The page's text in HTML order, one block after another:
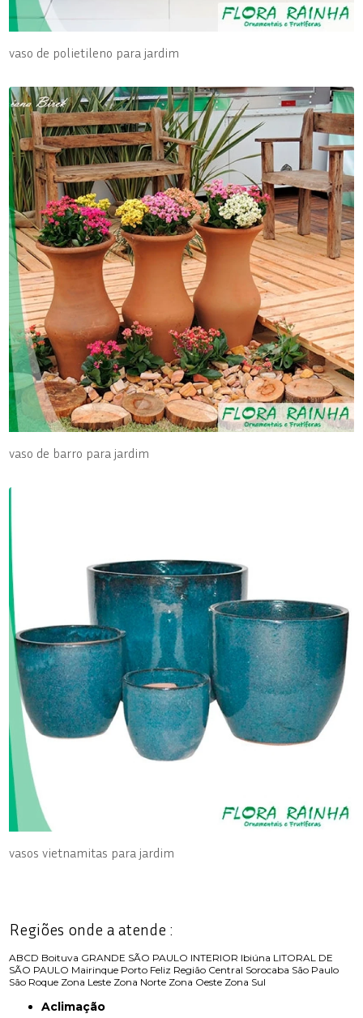
vaso de polietileno para jardim
vaso de barro para jardim
vasos vietnamitas para jardim
Regiões onde a atende :
ABCD Boituva GRANDE SÃO PAULO INTERIOR Ibiúna LITORAL DE
SÃO PAULO Mairinque Porto Feliz Região Central Sorocaba São Paulo
São Roque Zona Leste Zona Norte Zona Oeste Zona Sul
Aclimação